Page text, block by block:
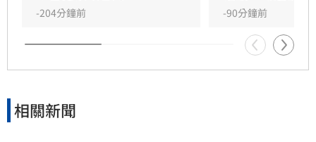
背離兩國友好初衷。台灣雖曾透過外交途徑爭取
公平待遇，但對方執意矮化，我方因此決定降低
出席層級。李逸洋嚴正聲明，台灣是主權獨立國
家，與中國互不隸屬，對於長崎市政府屈從中國
與譴責，並呼籲各界正視台灣在區域和平與全球
-204分鐘前 -90分鐘前
相關新聞